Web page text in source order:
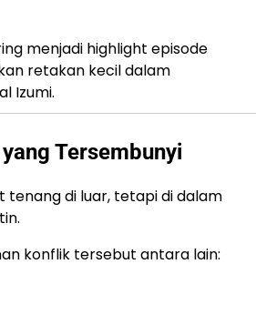
menjadi highlight episode
retakan kecil dalam
Izumi.
Tersembunyi
tenang di luar, tetapi di dalam
konflik tersebut antara lain: